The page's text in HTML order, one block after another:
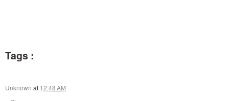
Tags :
Unknown at 12:48 AM